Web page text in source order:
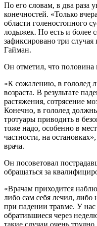
По его словам, в два раза
конечностей. «Только
области голеностопного
лодыжек. Но есть и более
зафиксировано три случая
Гайман.
Он отметил, что
«К сожалению, в гололед
возраста. В результате
растяжения, сотрясение
Конечно, в гололед
тротуары приводить в
тоже надо, особенно в
частности, на
врача.
Он посоветовал
обращаться за
«Врачам приходится
либо сам себя лечил, либо
при падении травме. У
обратившиеся через
такие случаи очень